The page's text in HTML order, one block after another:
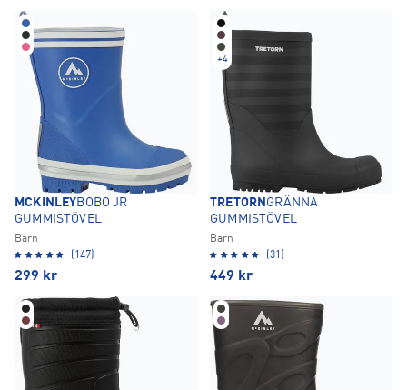
MCKINLEYBOBO JR
GUMMISTÖVEL
Barn
(147)
299 kr
+4
TRETORN GRÄNNA
GUMMISTÖVEL
Barn
(31)
449 kr